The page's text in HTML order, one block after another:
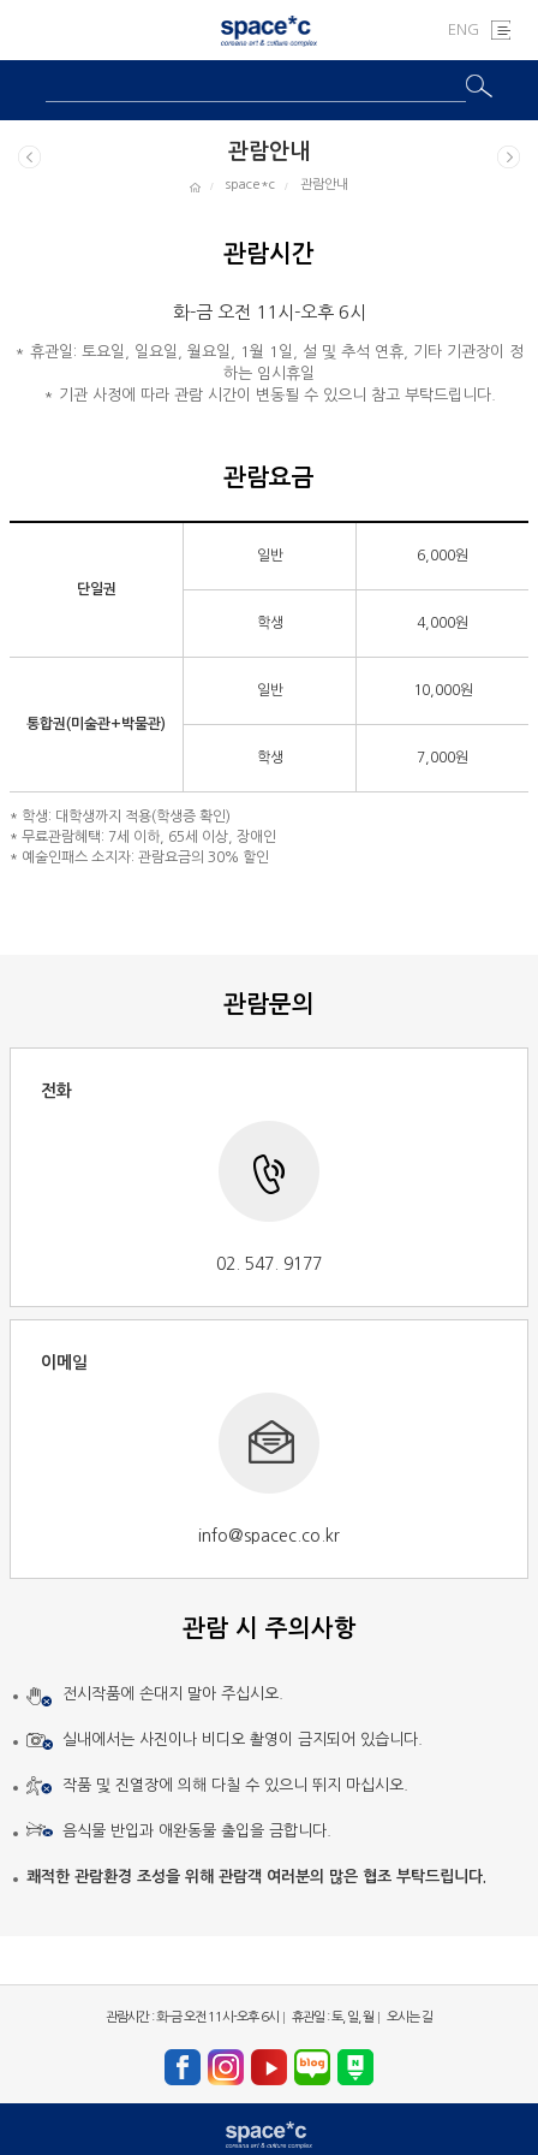
ENG
관람안내
space*c 관람안내
관람시간
화-금 오전 11시-오후 6시
* 휴관일: 토요일, 일요일, 월요일, 1월 1일, 설 및 추석 연휴, 기타 기관장이 정
하는 임시휴일
* 기관 사정에 따라 관람 시간이 변동될 수 있으니 참고 부탁드립니다.
관람요금
단일권
일반 6,000원
학생 4,000원
통합권(미술관+박물관)
일반 10,000원
학생 7,000원
* 학생: 대학생까지 적용(학생증 확인)
* 무료관람혜택: 7세 이하, 65세 이상, 장애인
* 예술인패스 소지자: 관람요금의 30% 할인
관람문의
전화
02. 547. 9177
이메일
info@spacec.co.kr
관람 시 주의사항
전시작품에 손대지 말아 주십시오.
실내에서는 사진이나 비디오 촬영이 금지되어 있습니다.
작품 및 진열장에 의해 다칠 수 있으니 뛰지 마십시오.
음식물 반입과 애완동물 출입을 금합니다.
쾌적한 관람환경 조성을 위해 관람객 여러분의 많은 협조 부탁드립니다.
관람시간 : 화-금 오전 11시-오후 6시 휴관일 : 토, 일, 월 오시는 길